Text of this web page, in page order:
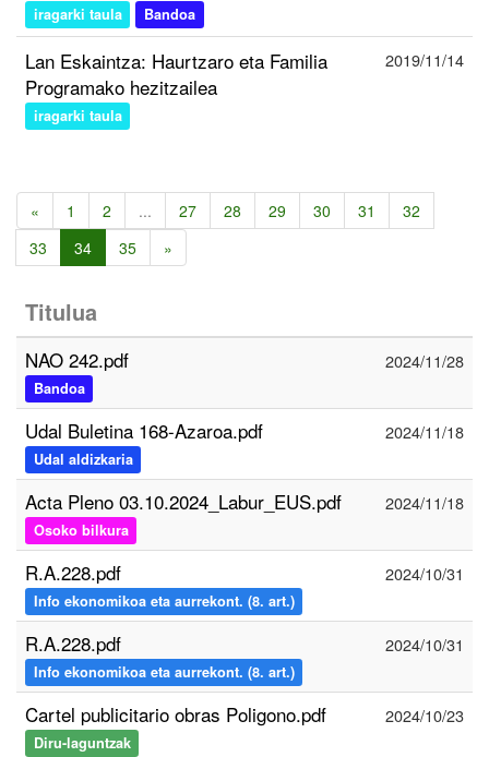
iragarki taula Bandoa
Lan Eskaintza: Haurtzaro eta Familia
Programako hezitzailea
iragarki taula
2019/11/14
« 1 2 ... 27 28 29 30 31
32
33
34 35 »
Titulua
NAO 242.pdf
Bandoa
2024/11/28
Udal Buletina 168-Azaroa.pdf
Udal aldizkaria
2024/11/18
Acta Pleno 03.10.2024_Labur_EUS.pdf
Osoko bilkura
2024/11/18
R.A.228.pdf
Info ekonomikoa eta aurrekont. (8. art.)
2024/10/31
R.A.228.pdf
Info ekonomikoa eta aurrekont. (8. art.)
2024/10/31
Cartel publicitario obras Poligono.pdf
Diru-laguntzak
2024/10/23